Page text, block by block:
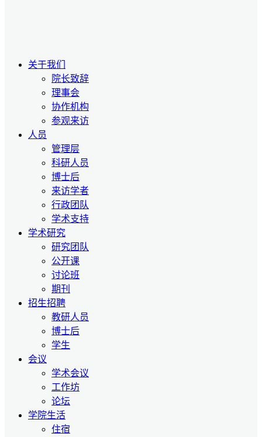
关于我们
院长致辞
理事会
协作机构
参观来访
人员
管理层
科研人员
博士后
来访学者
行政团队
学术支持
学术研究
研究团队
公开课
讨论班
期刊
招生招聘
教研人员
博士后
学生
会议
学术会议
工作坊
论坛
学院生活
住宿